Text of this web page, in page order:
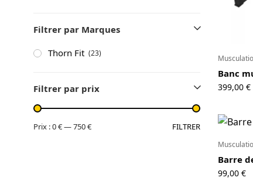
Filtrer par Marques
Thorn Fit (23)
Filtrer par prix
FILTRER
Prix :0 €—750 €
Banc
399,00 €
Barre
99,00 €